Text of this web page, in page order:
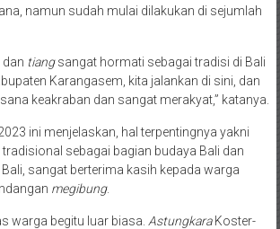
namun sudah mulai dilakukan di sejumlah
tiangsangat hormati sebagai tradisi di Bali
Karangasem, kita jalankan di sini, dan
keakraban dan sangat merakyat,” katanya.
ini menjelaskan, hal terpentingnya yakni
sebagai bagian budaya Bali dan
sangat berterima kasih kepada warga
megibung.
warga begitu luar biasa. AstungkaraKoster-